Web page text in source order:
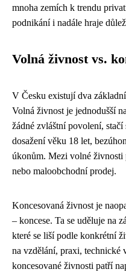
mnoha zemích k trendu
podnikání i nadále hraje
Volná živnost vs.
V Česku existují dva
Volná živnost je jednodušší
žádné zvláštní povolení,
dosažení věku 18 let,
úkonům. Mezi volné
nebo maloobchodní prodej.
Koncesovaná živnost je
– koncese. Ta se uděluje na
které se liší podle konkrétní
na vzdělání, praxi, technické
koncesované živnosti patří